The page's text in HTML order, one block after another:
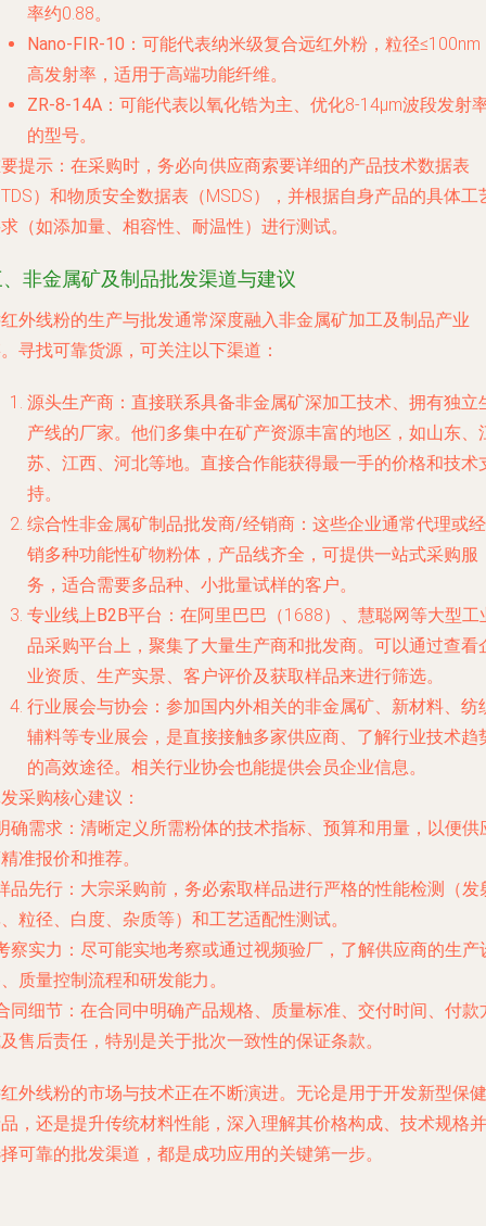
率约0.88。
Nano-FIR-10 ：可能代表纳米级复合远红外粉，粒径≤100nm
高发射率，适用于高端功能纤维。
ZR-8-14A ：可能代表以氧化锆为主、优化8-14μm波段发射
的型号。
提示 ：在采购时，务必向供应商索要详细的产品技术数据表
）和物质安全数据表（MSDS），并根据自身产品的具体工
（如添加量、相容性、耐温性）进行测试。
非金属矿及制品批发渠道与建议
外线粉的生产与批发通常深度融入非金属矿加工及制品产业
寻找可靠货源，可关注以下渠道：
源头生产商 ：直接联系具备非金属矿深加工技术、拥有独立
产线的厂家。他们多集中在矿产资源丰富的地区，如山东、
苏、江西、河北等地。直接合作能获得最一手的价格和技术
持。
综合性非金属矿制品批发商/经销商 ：这些企业通常代理或经
销多种功能性矿物粉体，产品线齐全，可提供一站式采购服
务，适合需要多品种、小批量试样的客户。
专业线上B2B平台 ：在阿里巴巴（1688）、慧聪网等大型工
品采购平台上，聚集了大量生产商和批发商。可以通过查看
业资质、生产实景、客户评价及获取样品来进行筛选。
行业展会与协会 ：参加国内外相关的非金属矿、新材料、纺
辅料等专业展会，是直接接触多家供应商、了解行业技术趋
的高效途径。相关行业协会也能提供会员企业信息。
采购核心建议 ：
确需求 ：清晰定义所需粉体的技术指标、预算和用量，以便供
准报价和推荐。
品先行 ：大宗采购前，务必索取样品进行严格的性能检测（发
粒径、白度、杂质等）和工艺适配性测试。
察实力 ：尽可能实地考察或通过视频验厂，了解供应商的生产
质量控制流程和研发能力。
同细节 ：在合同中明确产品规格、质量标准、交付时间、付款
售后责任，特别是关于批次一致性的保证条款。
外线粉的市场与技术正在不断演进。无论是用于开发新型保健
，还是提升传统材料性能，深入理解其价格构成、技术规格并
可靠的批发渠道，都是成功应用的关键第一步。